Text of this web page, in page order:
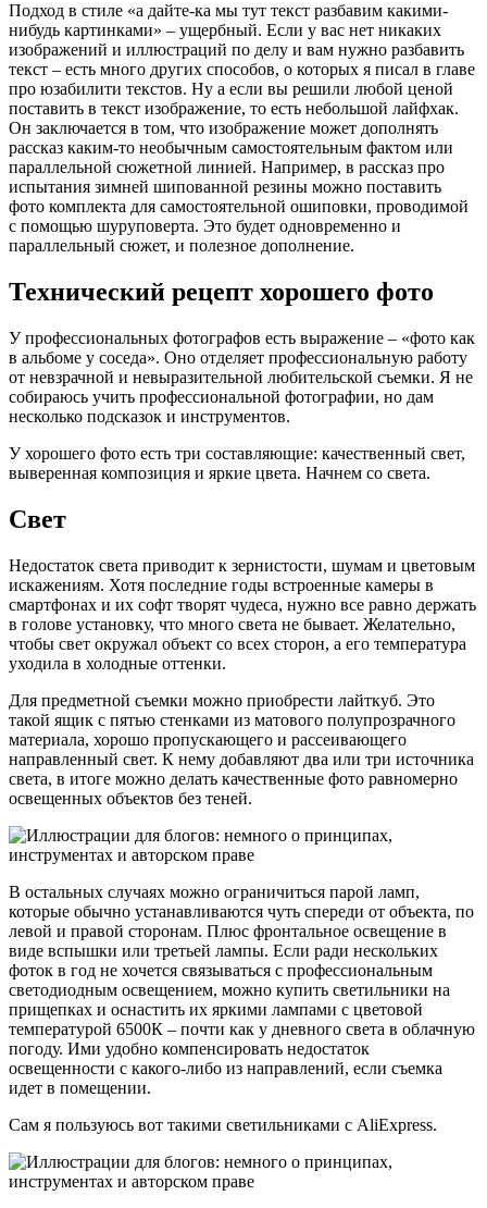
Подход в стиле «а дайте-ка мы тут текст разбавим какими-
нибудь картинками» – ущербный. Если у вас нет никаких
изображений и иллюстраций по делу и вам нужно разбавить
текст – есть много других способов, о которых я писал в главе
про юзабилити текстов. Ну а если вы решили любой ценой
поставить в текст изображение, то есть небольшой лайфхак.
Он заключается в том, что изображение может дополнять
рассказ каким-то необычным самостоятельным фактом или
параллельной сюжетной линией. Например, в рассказ про
испытания зимней шипованной резины можно поставить
фото комплекта для самостоятельной ошиповки, проводимой
с помощью шуруповерта. Это будет одновременно и
параллельный сюжет, и полезное дополнение.
Технический рецепт хорошего фото
У профессиональных фотографов есть выражение – «фото как
в альбоме у соседа». Оно отделяет профессиональную работу
от невзрачной и невыразительной любительской съемки. Я не
собираюсь учить профессиональной фотографии, но дам
несколько подсказок и инструментов.
У хорошего фото есть три составляющие: качественный свет,
выверенная композиция и яркие цвета. Начнем со света.
Свет
Недостаток света приводит к зернистости, шумам и цветовым
искажениям. Хотя последние годы встроенные камеры в
смартфонах и их софт творят чудеса, нужно все равно держать
в голове установку, что много света не бывает. Желательно,
чтобы свет окружал объект со всех сторон, а его температура
уходила в холодные оттенки.
Для предметной съемки можно приобрести лайткуб. Это
такой ящик с пятью стенками из матового полупрозрачного
материала, хорошо пропускающего и рассеивающего
направленный свет. К нему добавляют два или три источника
света, в итоге можно делать качественные фото равномерно
освещенных объектов без теней.
В остальных случаях можно ограничиться парой ламп,
которые обычно устанавливаются чуть спереди от объекта, по
левой и правой сторонам. Плюс фронтальное освещение в
виде вспышки или третьей лампы. Если ради нескольких
фоток в год не хочется связываться с профессиональным
светодиодным освещением, можно купить светильники на
прищепках и оснастить их яркими лампами с цветовой
температурой 6500К – почти как у дневного света в облачную
погоду. Ими удобно компенсировать недостаток
освещенности с какого-либо из направлений, если съемка
идет в помещении.
Сам я пользуюсь вот такими светильниками с AliExpress.